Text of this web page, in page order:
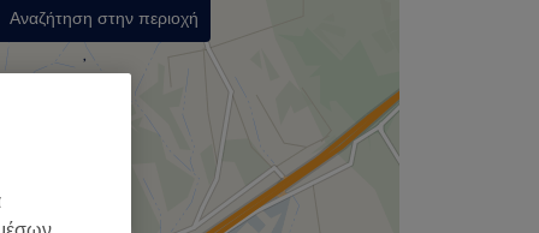
Αναζήτηση στην περιοχή
,